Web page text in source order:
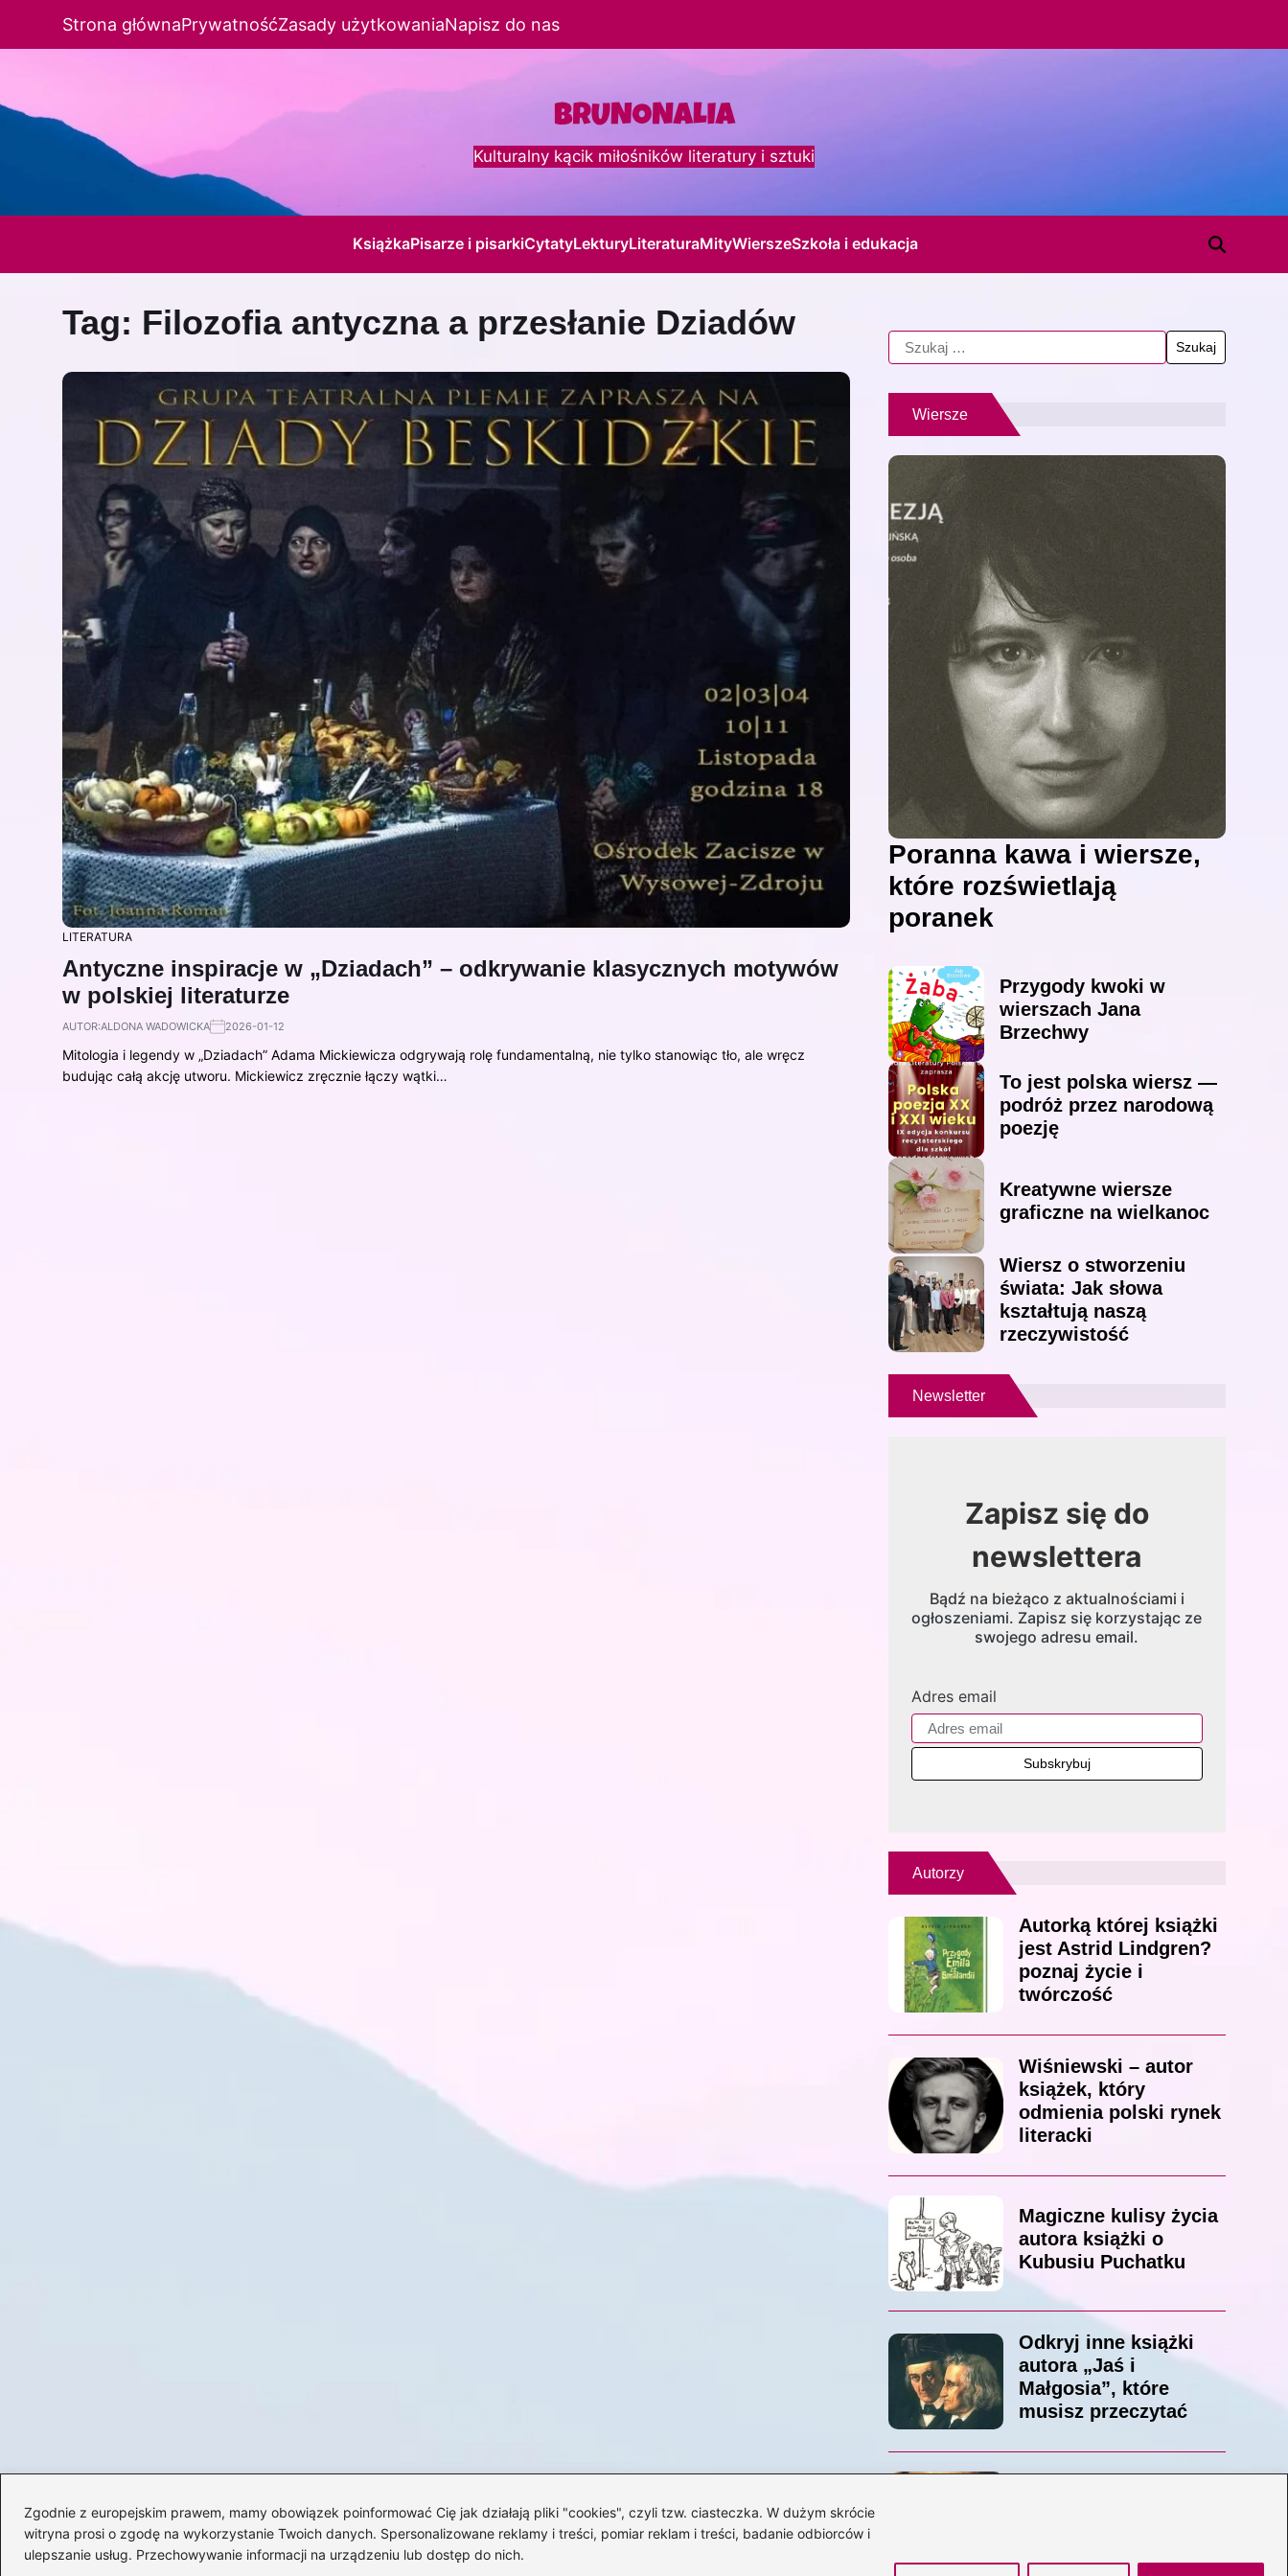
Zgodnie z europejskim prawem, mamy obowiązek poinformować Cię jak działają pliki "cookies", czyli tzw. ciasteczka. W dużym skrócie
witryna prosi o zgodę na wykorzystanie Twoich danych. Spersonalizowane reklamy i treści, pomiar reklam i treści, badanie odbiorców i
ulepszanie usług. Przechowywanie informacji na urządzeniu lub dostęp do nich.
Strona głównaPrywatnośćZasady użytkowaniaNapisz do nas
Kulturalny kącik miłośników literatury i sztuki
KsiążkaPisarze i pisarkiCytatyLekturyLiteraturaMityWierszeSzkoła i edukacja
Tag: Filozofia antyczna a przesłanie Dziadów
LITERATURA
Antyczne inspiracje w „Dziadach” – odkrywanie klasycznych motywów
w polskiej literaturze
AUTOR:ALDONA WADOWICKA 2026-01-12
Mitologia i legendy w „Dziadach” Adama Mickiewicza odgrywają rolę fundamentalną, nie tylko stanowiąc tło, ale wręcz
budując całą akcję utworu. Mickiewicz zręcznie łączy wątki…
Wiersze
Poranna kawa i wiersze,
które rozświetlają
poranek
Przygody kwoki w
wierszach Jana
Brzechwy
To jest polska wiersz —
podróż przez narodową
poezję
Kreatywne wiersze
graficzne na wielkanoc
Wiersz o stworzeniu
świata: Jak słowa
kształtują naszą
rzeczywistość
Newsletter
Zapisz się do
newslettera
Bądź na bieżąco z aktualnościami i
ogłoszeniami. Zapisz się korzystając ze
swojego adresu email.
Adres email
Autorzy
Autorką której książki
jest Astrid Lindgren?
poznaj życie i
twórczość
Wiśniewski – autor
książek, który
odmienia polski rynek
literacki
Magiczne kulisy życia
autora książki o
Kubusiu Puchatku
Odkryj inne książki
autora „Jaś i
Małgosia”, które
musisz przeczytać